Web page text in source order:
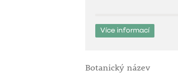
Více informací
Botanický název